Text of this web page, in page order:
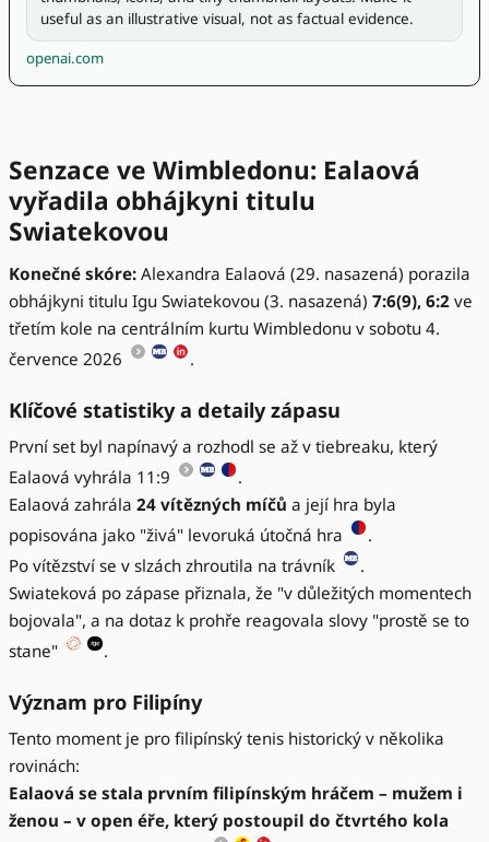
useful as an illustrative visual, not as factual evidence.
openai.com
Senzace ve Wimbledonu: Ealaová
vyřadila obhájkyni titulu
Swiatekovou
Konečné skóre: Alexandra Ealaová (29. nasazená) porazila
obhájkyni titulu Igu Swiatekovou (3. nasazená) 7:6(9), 6:2 ve
třetím kole na centrálním kurtu Wimbledonu v sobotu 4.
července 2026
.
Klíčové statistiky a detaily zápasu
První set byl napínavý a rozhodl se až v tiebreaku, který
Ealaová vyhrála 11:9
.
Ealaová zahrála 24 vítězných míčů a její hra byla
popisována jako "živá" levoruká útočná hra
.
Po vítězství se v slzách zhroutila na trávník
.
Swiateková po zápase přiznala, že "v důležitých momentech
bojovala", a na dotaz k prohře reagovala slovy "prostě se to
stane"
.
Význam pro Filipíny
Tento moment je pro filipínský tenis historický v několika
rovinách:
Ealaová se stala prvním filipínským hráčem – mužem i
ženou – v open éře, který postoupil do čtvrtého kola